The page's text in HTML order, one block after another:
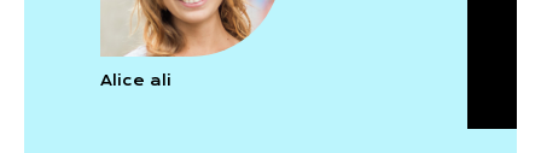
Alice ali